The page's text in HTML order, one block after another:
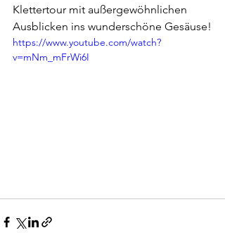
Klettertour mit außergewöhnlichen
Ausblicken ins wunderschöne Gesäuse!
https://www.youtube.com/watch?
v=mNm_mFrWi6I